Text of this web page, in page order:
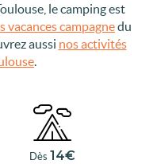
le camping est
vacances campagnedu
aussi nos activités
Dès 14€